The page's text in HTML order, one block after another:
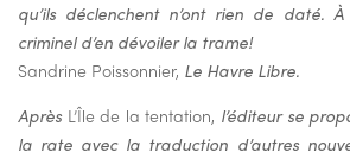
qu’ils déclenchent n’ont rien de daté.
criminel d’en dévoiler la trame!
Sandrine Poissonnier, Le Havre Libre.
AprèsL’Île de la tentation, l’éditeur se
la rate avec la traduction d’autres